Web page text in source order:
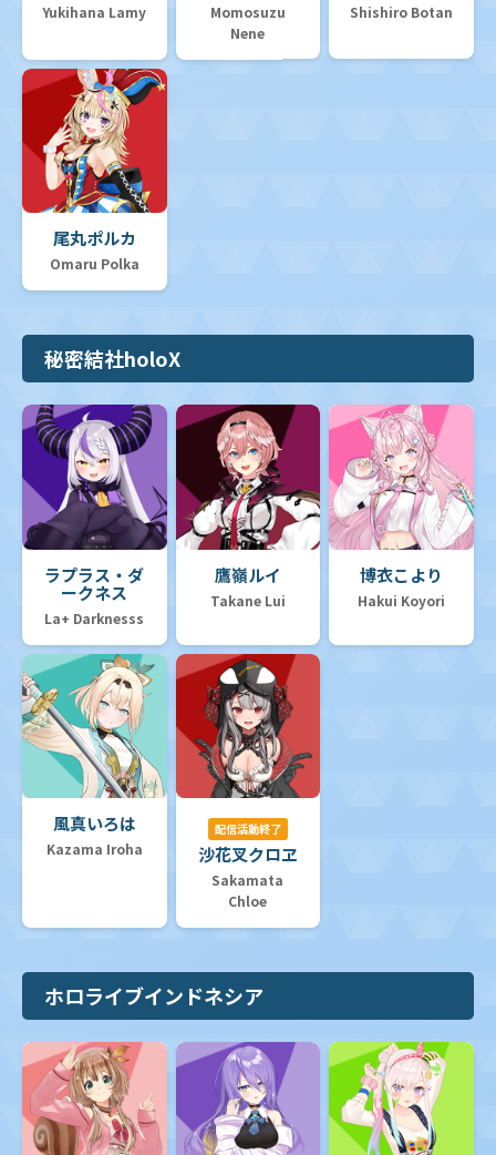
Yukihana Lamy
Momosuzu
Nene
Shishiro Botan
尾丸ポルカ
Omaru Polka
秘密結社holoX
ラプラス・ダ
ークネス
La+ Darknesss
鷹嶺ルイ
Takane Lui
博衣こより
Hakui Koyori
風真いろは
Kazama Iroha
配信活動終了
沙花叉クロヱ
Sakamata
Chloe
ホロライブインドネシア